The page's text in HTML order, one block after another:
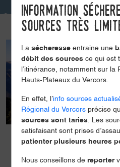
Information
sources très
Lasécheresse entraine une
débit des sources ce qui est
l’itinérance, notamment sur la
Hauts-Plateaux du Vercors.
En effet, l’info sources
Régional du Vercors précise
sources sont taries. Les
satisfaisant sont prises
patienter plusieurs heures
Nous conseillons de reporter